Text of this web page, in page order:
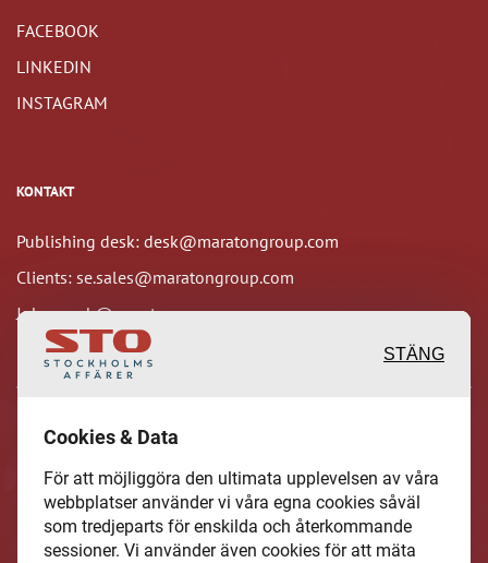
FACEBOOK
LINKEDIN
INSTAGRAM
KONTAKT
Publishing desk: desk@maratongroup.com
Clients: se.sales@maratongroup.com
Jobs: work@maratongroup.com
STÄNG
Cookies & Data
För att möjliggöra den ultimata upplevelsen av våra
webbplatser använder vi våra egna cookies såväl
som tredjeparts för enskilda och återkommande
sessioner. Vi använder även cookies för att mäta